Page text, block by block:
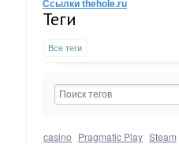
Ссылки thehole.ru
Теги
Все теги
casino Pragmatic Play Steam